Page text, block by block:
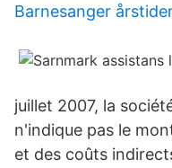
Barnesanger
juillet 2007, la
n'indique pas le
et des coûts